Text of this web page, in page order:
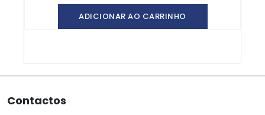
ADICIONAR AO CARRINHO
Contactos